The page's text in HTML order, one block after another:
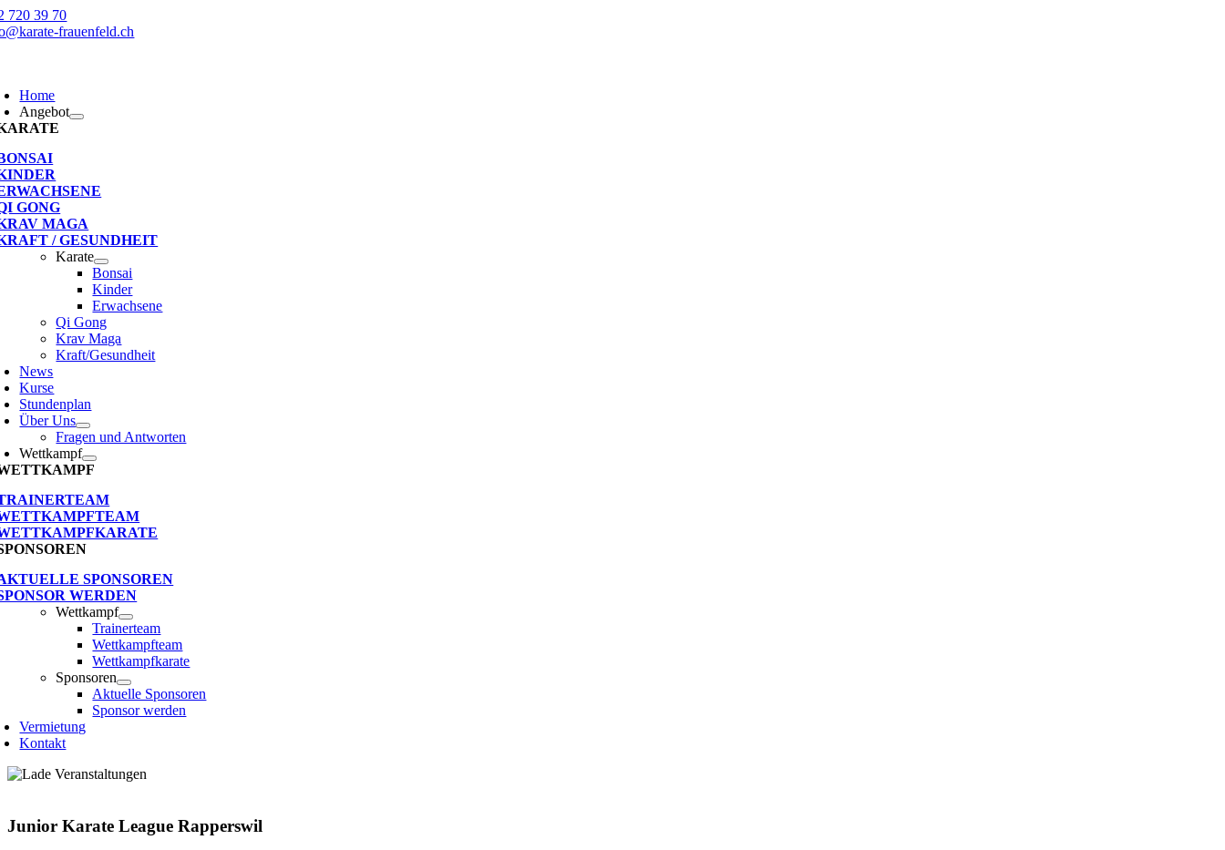
Zum
Inhalt
720 39 70
frauenfeld.ch
Home
Angebot
GONG
MAGA
/ GESUNDHEIT
Karate
Bonsai
Kinder
Erwachsene
Qi Gong
Krav Maga
Kraft/Gesundheit
News
Kurse
Stundenplan
Über Uns
Fragen und Antworten
Wettkampf
SPONSOREN
WERDEN
Wettkampf
Trainerteam
Wettkampfteam
Wettkampfkarate
Sponsoren
Aktuelle Sponsoren
Sponsor werden
Vermietung
Kontakt
Junior Karate League Rapperswil